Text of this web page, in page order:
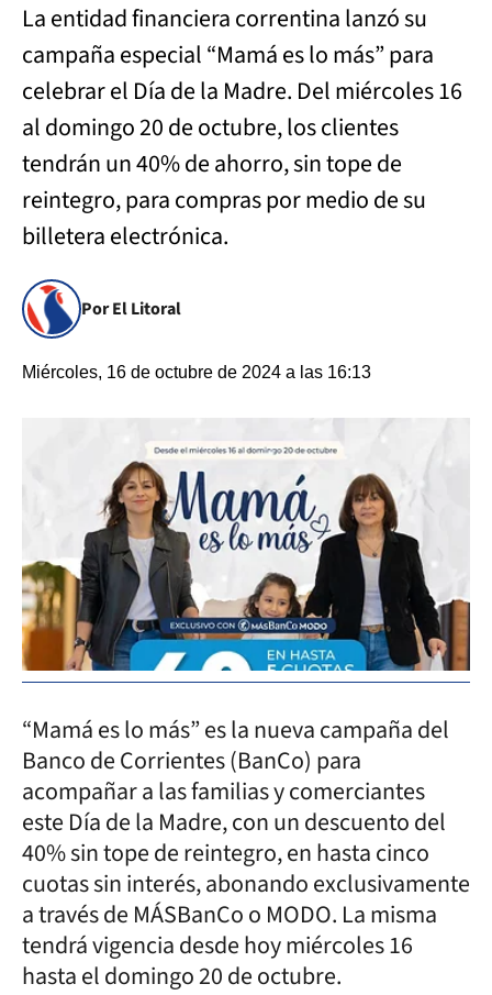
La entidad financiera correntina lanzó su
campaña especial “Mamá es lo más” para
celebrar el Día de la Madre. Del miércoles 16
al domingo 20 de octubre, los clientes
tendrán un 40% de ahorro, sin tope de
reintegro, para compras por medio de su
billetera electrónica.
Por El Litoral
Miércoles, 16 de octubre de 2024 a las 16:13
“Mamá es lo más” es la nueva campaña del
Banco de Corrientes (BanCo) para
acompañar a las familias y comerciantes
este Día de la Madre, con un descuento del
40% sin tope de reintegro, en hasta cinco
cuotas sin interés, abonando exclusivamente
a través de MÁSBanCo o MODO. La misma
tendrá vigencia desde hoy miércoles 16
hasta el domingo 20 de octubre.